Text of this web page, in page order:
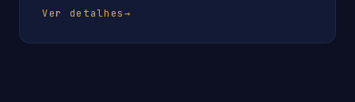
Ver detalhes→